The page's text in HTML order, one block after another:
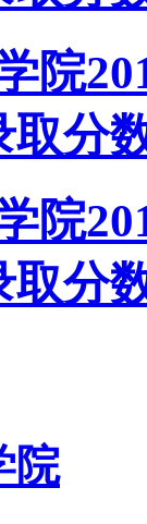
院
分
院
分
院